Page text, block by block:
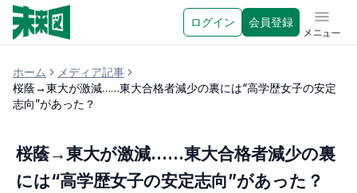
ログイン 会員登録 メニュ
ホーム
メディア記事
桜蔭→東大が激減……東大合格者減少の裏には“高学歴女子の安定
志向”があった？
桜蔭→東大が激減……東大合格者減少の裏
には“高学歴女子の安定志向”があった？